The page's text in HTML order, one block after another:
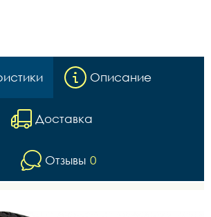
Описание
Доставка
Отзывы 0